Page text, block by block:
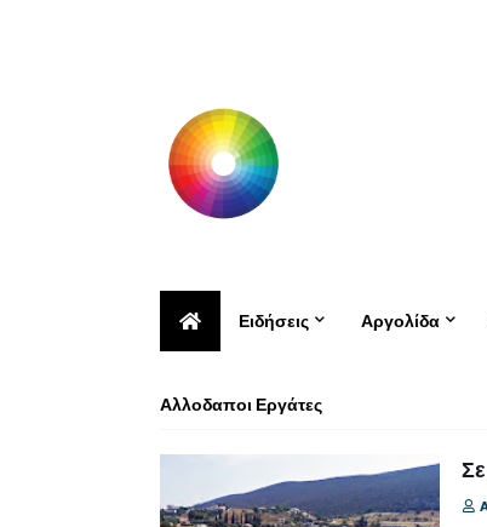
Ειδήσεις Αργολίδα
Αλλοδαποι Εργάτες